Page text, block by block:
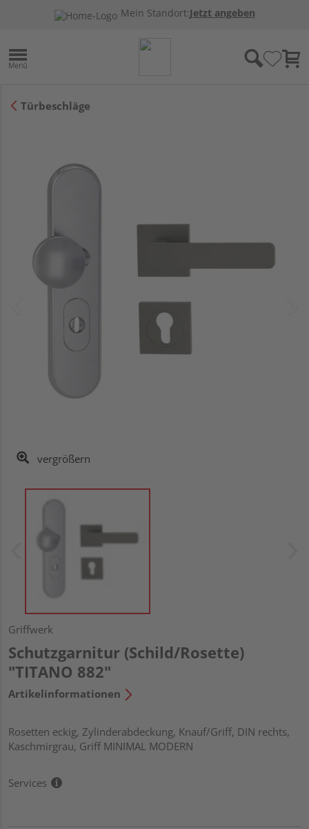
Mein Standort:Jetzt angeben
Türbeschläge
vergrößern
Griffwerk
Schutzgarnitur (Schild/Rosette)
"TITANO 882"
Artikelinformationen
Rosetten eckig, Zylinderabdeckung, Knauf/Griff, DIN rechts,
Kaschmirgrau, Griff MINIMAL MODERN
Services